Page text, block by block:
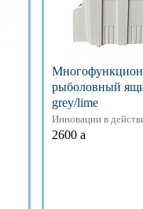
рыболовный
grey/lime
Инновации в
2600 a